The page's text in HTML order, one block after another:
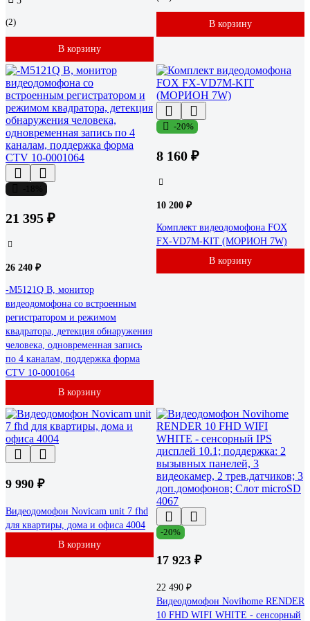
(2)
В корзину
В корзину
21 395 ₽
26 240 ₽
-M5121Q B, монитор
видеодомофона со встроенным
регистратором и режимом
квадратора, детекция обнаружения
человека, одновременная запись
по 4 каналам, поддержка форма
CTV 10-0001064
В корзину
-20%
8 160 ₽
10 200 ₽
Комплект видеодомофона FOX
FX-VD7M-KIT (МОРИОН 7W)
В корзину
9 990 ₽
Видеодомофон Novicam unit 7 fhd
для квартиры, дома и офиса 4004
В корзину
-20%
17 923 ₽
22 490 ₽
Видеодомофон Novihome RENDER
10 FHD WIFI WHITE - сенсорный